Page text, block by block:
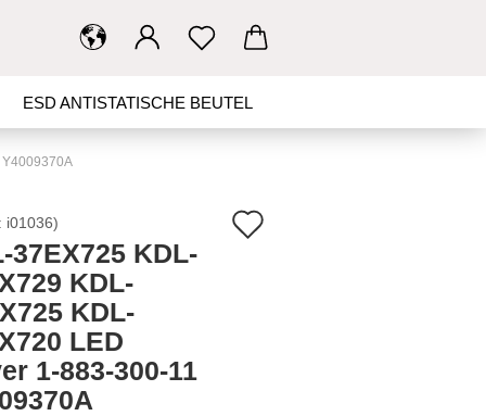
ESD ANTISTATISCHE BEUTEL
BACKLIGHT
IR BORDS SCHALTER
KONTAKT
i01036)
37EX725 KDL-
KDL-
KDL-
LED
1-883-300-11